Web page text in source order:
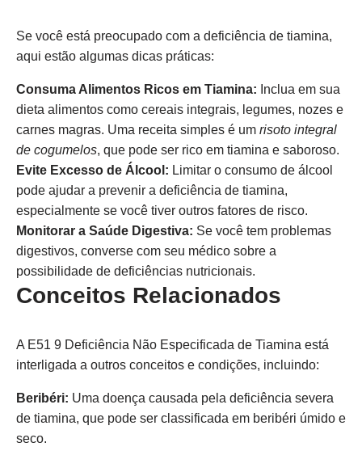
Se você está preocupado com a deficiência de tiamina,
aqui estão algumas dicas práticas:
Consuma Alimentos Ricos em Tiamina: Inclua em sua
dieta alimentos como cereais integrais, legumes, nozes e
carnes magras. Uma receita simples é um risoto integral
de cogumelos, que pode ser rico em tiamina e saboroso.
Evite Excesso de Álcool: Limitar o consumo de álcool
pode ajudar a prevenir a deficiência de tiamina,
especialmente se você tiver outros fatores de risco.
Monitorar a Saúde Digestiva: Se você tem problemas
digestivos, converse com seu médico sobre a
possibilidade de deficiências nutricionais.
Conceitos Relacionados
A E51 9 Deficiência Não Especificada de Tiamina está
interligada a outros conceitos e condições, incluindo:
Beribéri: Uma doença causada pela deficiência severa
de tiamina, que pode ser classificada em beribéri úmido e
seco.